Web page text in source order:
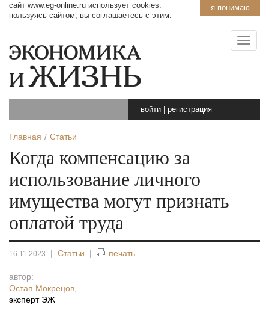
я понимаю
сайт www.eg-online.ru использует cookies.
пользуясь сайтом, вы соглашаетесь с этим.
войти регистрация
Главная Статьи
Когда компенсацию за
использование личного
имущества могут признать
оплатой труда
16.11.2023 | Статьи | печать
автор:
Остап Мокрецов
эксперт ЭЖ